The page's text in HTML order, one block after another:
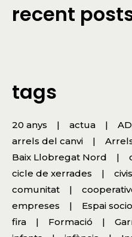
recent
tags
20 anys actua
arrels del canvi
Baix Llobregat Nord
cicle de xerrades
comunitat
empreses
Espai
fira
Formació